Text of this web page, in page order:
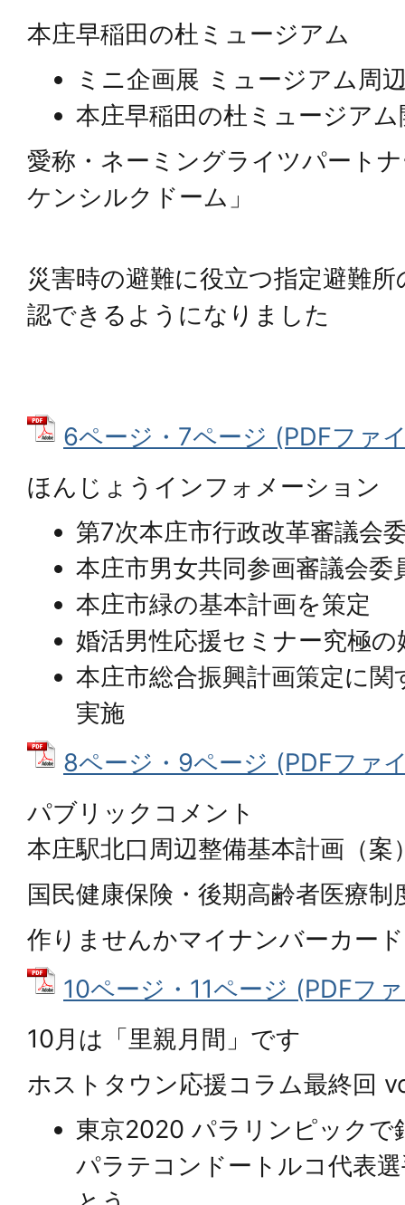
本庄早稲田の杜ミュージアム
ミニ企画展 ミュージアム周
本庄早稲田の杜ミュージア
愛称・ネーミングライツパート
ケンシルクドーム」
災害時の避難に役立つ指定避難
認できるようになりました
6ページ・7ページ (PDFファ
ほんじょうインフォメーション
第7次本庄市行政改革審議会
本庄市男女共同参画審議会委
本庄市緑の基本計画を策定
婚活男性応援セミナー究極の
本庄市総合振興計画策定に
実施
8ページ・9ページ (PDFファ
パブリックコメント
本庄駅北口周辺整備基本計画（案
国民健康保険・後期高齢者医療
作りませんかマイナンバーカード
10ページ・11ページ (PDFフ
10月は「里親月間」です
ホストタウン応援コラム最終回
東京2020 パラリンピックで
パラテコンドートルコ代表